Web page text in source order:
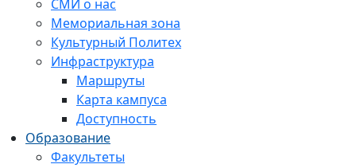
СМИ о нас
Мемориальная зона
Культурный Политех
Инфраструктура
Маршруты
Карта кампуса
Доступность
Образование
Факультеты